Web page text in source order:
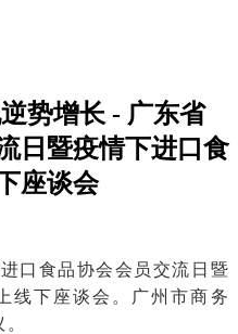
势增长 - 广东省
日暨疫情下进口食
座谈会
口食品协会会员交流日暨
线下座谈会。 广州市商务